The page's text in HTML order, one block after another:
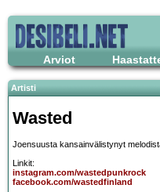
Arviot
Artisti
Wasted
Joensuusta kansainvälistynyt
Linkit:
instagram.com/wastedpunkrock
facebook.com/wastedfinland